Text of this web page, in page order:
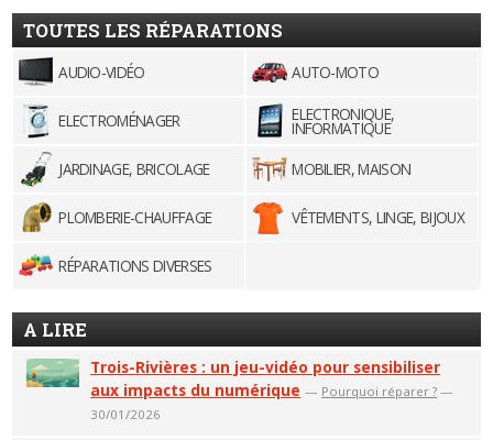
TOUTES LES RÉPARATIONS
AUDIO-VIDÉO AUTO-MOTO
ELECTROMÉNAGER ELECTRONIQUE,
INFORMATIQUE
JARDINAGE, BRICOLAGE
MOBILIER, MAISON
PLOMBERIE-CHAUFFAGE VÊTEMENTS, LINGE, BIJOUX
RÉPARATIONS DIVERSES
A LIRE
Trois-Rivières : un jeu-vidéo pour sensibiliser
aux impacts du numérique — Pourquoi réparer ? —
30/01/2026